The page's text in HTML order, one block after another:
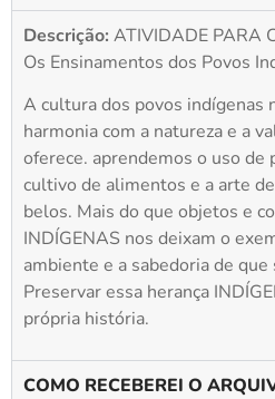
Descrição: ATIVIDADE PARA
Os Ensinamentos dos Povos
A cultura dos povos indígenas
harmonia com a natureza e a
oferece. aprendemos o uso de
cultivo de alimentos e a arte
belos. Mais do que objetos e
INDÍGENAS nos deixam o
ambiente e a sabedoria de
Preservar essa herança
própria história.
COMO RECEBEREI O